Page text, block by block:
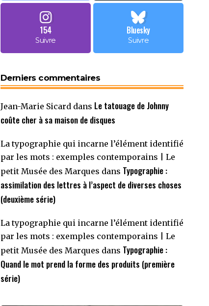
154
Suivre
Bluesky
Suivre
Derniers commentaires
Jean-Marie Sicard dans Le tatouage de Johnny
coûte cher à sa maison de disques
La typographie qui incarne l’élément identifié
par les mots : exemples contemporains | Le
petit Musée des Marques dans Typographie :
assimilation des lettres à l’aspect de diverses choses
(deuxième série)
La typographie qui incarne l’élément identifié
par les mots : exemples contemporains | Le
petit Musée des Marques dans Typographie :
Quand le mot prend la forme des produits (première
série)